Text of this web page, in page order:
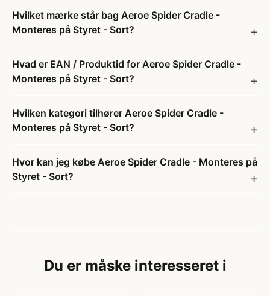
Hvilket mærke står bag Aeroe Spider Cradle -
Monteres på Styret - Sort?
Hvad er EAN / Produktid for Aeroe Spider Cradle -
Monteres på Styret - Sort?
Hvilken kategori tilhører Aeroe Spider Cradle -
Monteres på Styret - Sort?
Hvor kan jeg købe Aeroe Spider Cradle - Monteres på
Styret - Sort?
Du er måske interesseret i